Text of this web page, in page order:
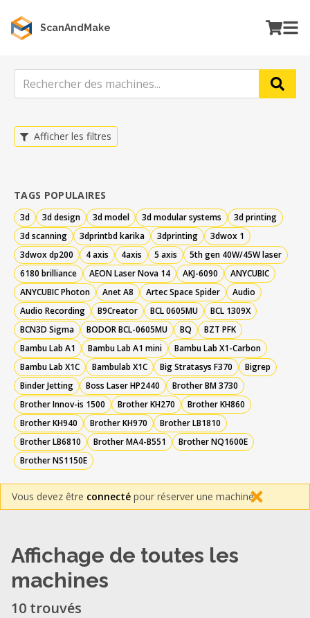
ScanAndMake
Afficher les filtres
TAGS POPULAIRES
3d 3d design 3d model 3d modular systems
3d printing
3d scanning
3dprintbd karika 3dprinting
3dwox 1
3dwox dp200
4 axis 4axis 5 axis
5th gen 40W/45W laser
6180 brilliance
AEON Laser Nova 14 AKJ-6090
ANYCUBIC
ANYCUBIC Photon
Anet A8 Artec Space Spider
Audio
Audio Recording
B9Creator BCL 0605MU
BCL 1309X
BCN3D Sigma
BODOR BCL-0605MU BQ
BZT PFK
Bambu Lab A1
Bambu Lab A1 mini
Bambu Lab X1-Carbon
Bambu Lab X1C
Bambulab X1C Big Stratasys F370
Bigrep
Binder Jetting
Boss Laser HP2440
Brother BM 3730
Brother Innov-is 1500
Brother KH270
Brother KH860
Brother KH940
Brother KH970
Brother LB1810
Brother LB6810
Brother MA4-B551
Brother NQ1600E
Brother NS1150E
Vous devez être connecté pour réserver une machine.
Affichage de toutes les
machines
10 trouvés